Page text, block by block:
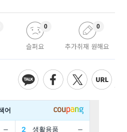
슬퍼요
0
추가취재 원해요
0